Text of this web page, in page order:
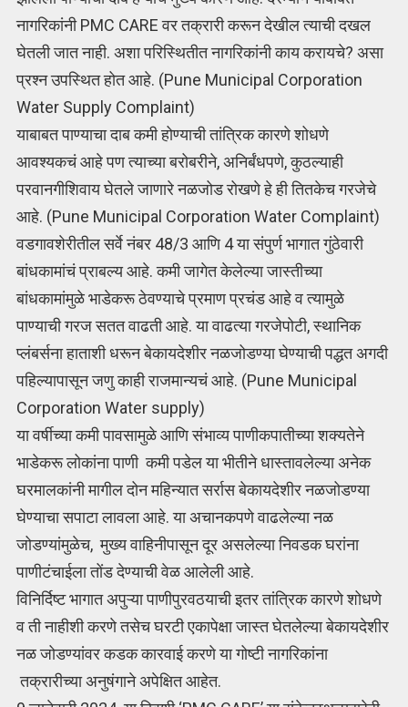
नागरिकांनी PMC CARE वर तक्रारी करून देखील त्याची दखल
घेतली जात नाही. अशा परिस्थितीत नागरिकांनी काय करायचे? असा
प्रश्न उपस्थित होत आहे. (Pune Municipal Corporation
Water Supply Complaint)
याबाबत पाण्याचा दाब कमी होण्याची तांत्रिक कारणे शोधणे
आवश्यकचं आहे पण त्याच्या बरोबरीने, अनिर्बंधपणे, कुठल्याही
परवानगीशिवाय घेतले जाणारे नळजोड रोखणे हे ही तितकेच गरजेचे
आहे. (Pune Municipal Corporation Water Complaint)
वडगावशेरीतील सर्वे नंबर 48/3 आणि 4 या संपुर्ण भागात गुंठेवारी
बांधकामांचं प्राबल्य आहे. कमी जागेत केलेल्या जास्तीच्या
बांधकामांमुळे भाडेकरू ठेवण्याचे प्रमाण प्रचंड आहे व त्यामुळे
पाण्याची गरज सतत वाढती आहे. या वाढत्या गरजेपोटी, स्थानिक
प्लंबर्सना हाताशी धरून बेकायदेशीर नळजोडण्या घेण्याची पद्धत अगदी
पहिल्यापासून जणु काही राजमान्यचं आहे. (Pune Municipal
Corporation Water supply)
या वर्षीच्या कमी पावसामुळे आणि संभाव्य पाणीकपातीच्या शक्यतेने
भाडेकरू लोकांना पाणी कमी पडेल या भीतीने धास्तावलेल्या अनेक
घरमालकांनी मागील दोन महिन्यात सर्रास बेकायदेशीर नळजोडण्या
घेण्याचा सपाटा लावला आहे. या अचानकपणे वाढलेल्या नळ
जोडण्यांमुळेच, मुख्य वाहिनीपासून दूर असलेल्या निवडक घरांना
पाणीटंचाईला तोंड देण्याची वेळ आलेली आहे.
विनिर्दिष्ट भागात अपुऱ्या पाणीपुरवठयाची इतर तांत्रिक कारणे शोधणे
व ती नाहीशी करणे तसेच घरटी एकापेक्षा जास्त घेतलेल्या बेकायदेशीर
नळ जोडण्यांवर कडक कारवाई करणे या गोष्टी नागरिकांना
तक्रारीच्या अनुषंगाने अपेक्षित आहेत.